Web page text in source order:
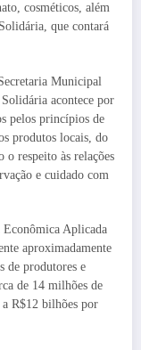
cosméticos, além
que contará
Municipal
acontece por
pelos princípios de
produtos locais, do
o respeito às relações
e cuidado com
Econômica Aplicada
aproximadamente
de produtores e
de 14 milhões de
a R$12 bilhões por